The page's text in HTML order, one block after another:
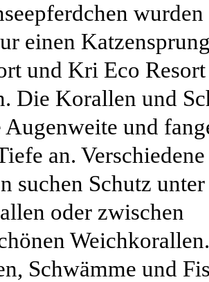
einen
und Kri Eco
Die Korallen und
Augenweite und
an.
suchen Schutz
oder zwischen
Schwämme und